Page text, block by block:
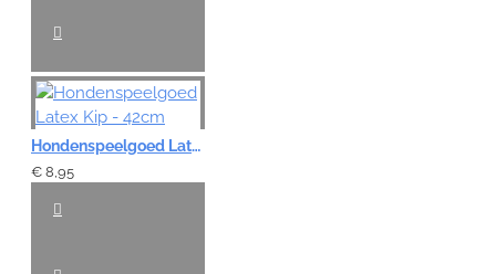
Hondenspeelgoed Latex Kip - 42cm
€ 8,95